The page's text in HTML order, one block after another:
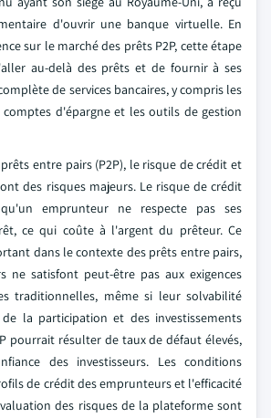
d'ouvrir une banque virtuelle. En
sur le marché des prêts P2P, cette étape
au-delà des prêts et de fournir à ses
de services bancaires, y compris les
d'épargne et les outils de gestion
entre pairs (P2P), le risque de crédit et
des risques majeurs. Le risque de crédit
emprunteur ne respecte pas ses
ce qui coûte à l'argent du prêteur. Ce
dans le contexte des prêts entre pairs,
ne satisfont peut-être pas aux exigences
traditionnelles, même si leur solvabilité
la participation et des investissements
pourrait résulter de taux de défaut élevés,
des investisseurs.
Les conditions
de crédit des emprunteurs et l'efficacité
des risques de la plateforme sont